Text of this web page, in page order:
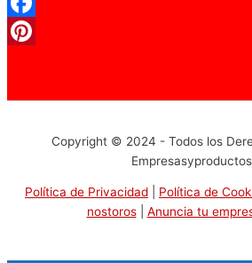
Copyright © 2024 - Todos los
Política de Privacidad Política de
nostoros| Anuncia tu